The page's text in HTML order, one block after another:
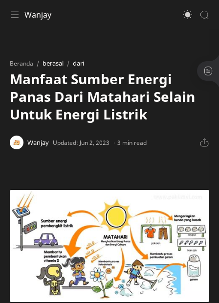
Wanjay
Beranda berasal dari
Manfaat Sumber Energi
Panas Dari Matahari Selain
Untuk Energi Listrik
3 min read